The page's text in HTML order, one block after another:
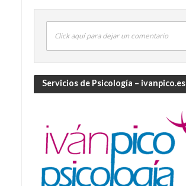
Click aquí para dejar un comentario
Servicios de Psicología – ivanpico.es